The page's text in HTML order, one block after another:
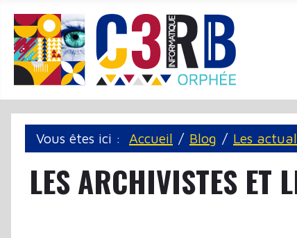
Vous êtes ici : Accueil Blog Les
LES ARCHIVISTES ET